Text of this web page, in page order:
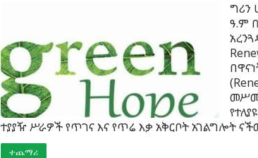
ግሪን
ዓ.ም
ተያያዥ ሥራዎች የጥገና እና የጥሬ እቃ አቅርቦት አገልግሎት
ተጨማሪ